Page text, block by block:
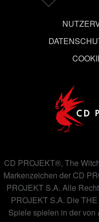
CD PROJEKT®, The
Markenzeichen der CD
PROJEKT S.A. Alle
PROJEKT S.A. Die
Spiele spielen in der